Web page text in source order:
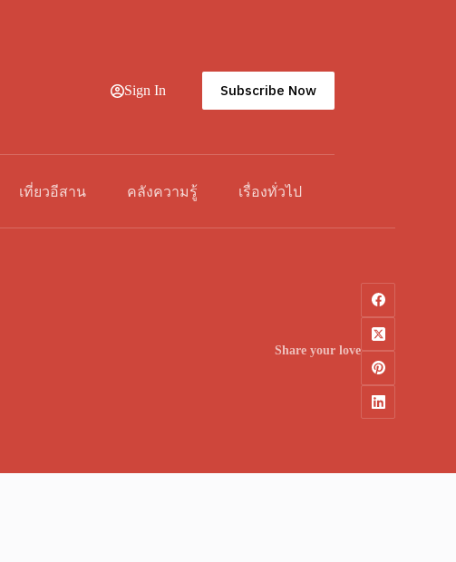
Sign In Subscribe Now
เที่ยวอีสาน คลังความรู้ เรื่องทั่วไป
Share your love